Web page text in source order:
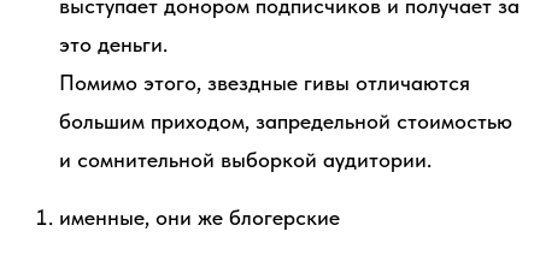
выступает донором подписчиков и получает за
это деньги.
Помимо этого, звездные гивы отличаются
большим приходом, запредельной стоимостью
и сомнительной выборкой аудитории.
именные, они же блогерские